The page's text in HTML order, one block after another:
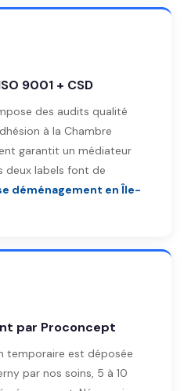
9001 + CSD
des audits qualité
à la Chambre
garantit un médiateur
deux labels font de
déménagement en Île-
par Proconcept
temporaire est déposée
par nos soins, 5 à 10